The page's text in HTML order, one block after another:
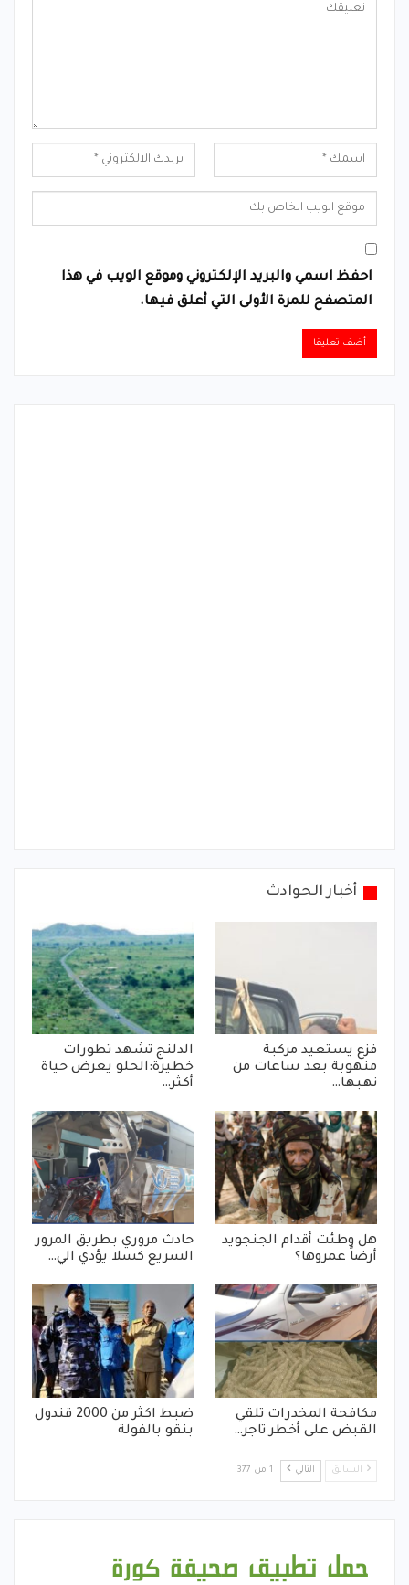
احفظ اسمي والبريد الإلكتروني وموقع الويب في هذا
المتصفح للمرة الأولى التي أعلق فيها.
أخبار الحوادث
فزع يستعيد مركبة
منهوبة بعد ساعات من
نهبها…
الدلنج تشهد تطورات
خطيرة:الحلو يعرض حياة
أكثر…
هل وطئت أقدام الجنجويد
أرضاً عمروها؟
حادث مروري بطريق المرور
السريع كسلا يؤدي الي…
مكافحة المخدرات تلقي
القبض على أخطر تاجر…
ضبط اكثر من 2000 قندول
بنقو بالفولة
السابق التالي 1 من 377